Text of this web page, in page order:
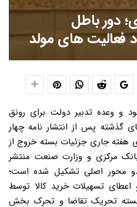
دور باطل
فعالیت های مولد
و وعده تدبیر دولت برای رونق
گذشته پس از انتشار نامه چهار
هفته جاری جزئیات بسته خروج از
مرکزی و وزارت صنعت منتشر
محور اصلی تشکیل شده است؛
تسهیلات خرید کالا توسط
تحریک تقاضا و تحرک بخش